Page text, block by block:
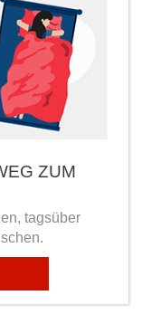
ZUM
tagsüber